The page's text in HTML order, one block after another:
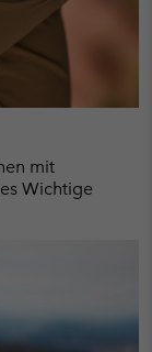
mit
Wichtige